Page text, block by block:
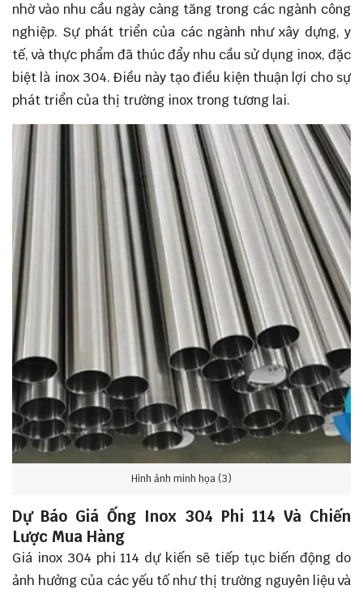
nhờ vào nhu cầu ngày càng tăng trong các ngành công
nghiệp. Sự phát triển của các ngành như xây dựng, y
tế, và thực phẩm đã thúc đẩy nhu cầu sử dụng inox, đặc
biệt là inox 304. Điều này tạo điều kiện thuận lợi cho sự
phát triển của thị trường inox trong tương lai.
Hình ảnh minh họa (3)
Dự Báo Giá Ống Inox 304 Phi 114 Và Chiến
Lược Mua Hàng
Giá inox 304 phi 114 dự kiến sẽ tiếp tục biến động do
ảnh hưởng của các yếu tố như thị trường nguyên liệu và